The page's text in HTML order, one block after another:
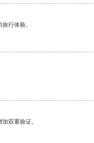
行体验。
双重验证。